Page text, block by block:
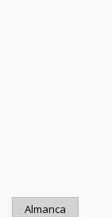
Almanca